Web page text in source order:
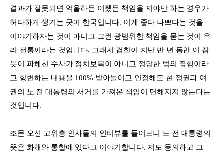
결과가 잘못되면 억울하든 어쨌든 책임을 져야만 하는 경우가
허다하게 생기는 곳이 한국입니다. 이게 좋다 나쁘다는 것을
이야기하자는 것이 아니고 그런 광범위한 책임을 묻는 것이 우
리 전통이라는 것입니다. 그래서 검찰이 지난 반 년 동안 이 잡
듯이 파헤친 수사가 정치보복이 아니고 정당한 법의 집행이라
고 항변하는 내용을 100% 받아들이고 인정해도 현 정권과 여
권의 노 전 대통령의 서거를 가져온 책임이 면해지지 않는다는
것입니다.
조문 오신 고위층 인사들의 인터뷰를 들어보니 노 전 대통령의
뜻은 화해와 통합에 있다고 이야기합니다. 저도 동의하고 그